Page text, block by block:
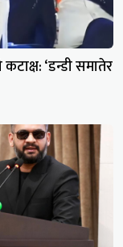
‘डन्डी समातेर